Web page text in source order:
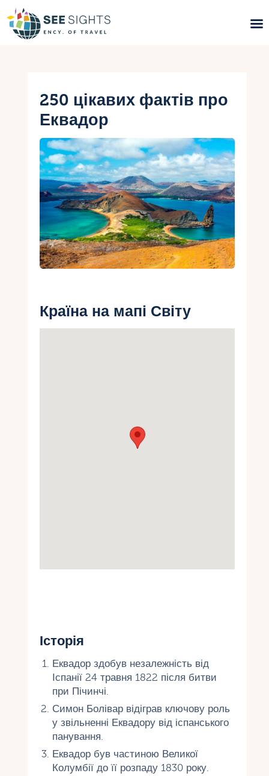
Гарячі тури
Типи Турів
Країни
Інфо
Блог
Контакти
250 цікавих фактів про
Еквадор
Країна на мапі Світу
Історія
Еквадор здобув незалежність від
Іспанії 24 травня 1822 після битви
при Пічинчі.
Симон Болівар відіграв ключову роль
у звільненні Еквадору від іспанського
панування.
Еквадор був частиною Великої
Колумбії до її розпаду 1830 року.